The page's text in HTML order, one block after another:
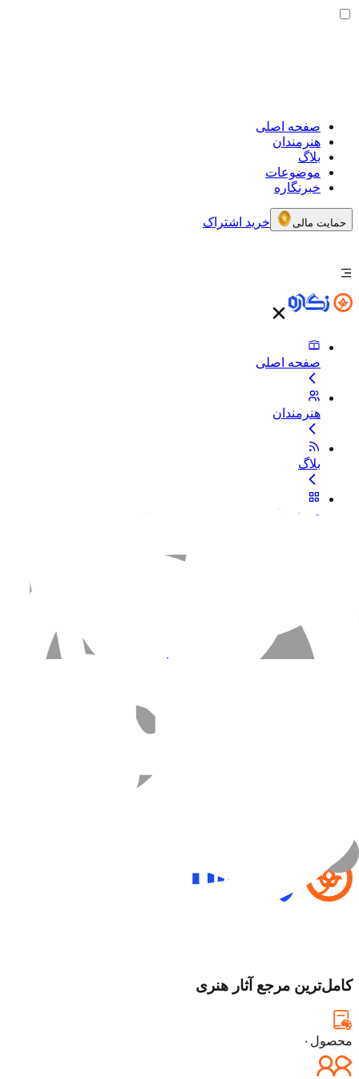
صفحه اصلی
هنرمندان
بلاگ
موضوعات
خبرنگاره
حمایت مالی خرید اشتراک
صفحه اصلی
هنرمندان
بلاگ
موضوعات
خرید اشتراکدسترسی نامحدود به تمام فایل‌ها
نذر فرهنگی برای تداوم فعالیت‌ها
محبوب‌ترین
کامل‌ترین مرجع آثار هنری
محصول ۰